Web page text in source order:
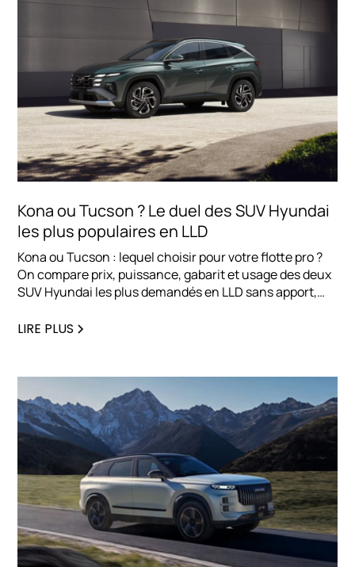
Kona ou Tucson ? Le duel des SUV Hyundai
les plus populaires en LLD
Kona ou Tucson : lequel choisir pour votre flotte pro ?
On compare prix, puissance, gabarit et usage des deux
SUV Hyundai les plus demandés en LLD sans apport,
LIRE PLUS